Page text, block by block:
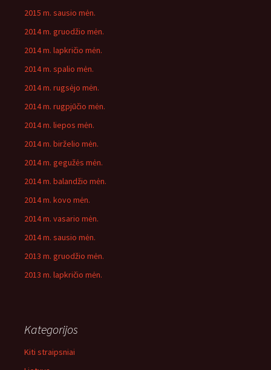
2015 m. sausio mėn.
2014 m. gruodžio mėn.
2014 m. lapkričio mėn.
2014 m. spalio mėn.
2014 m. rugsėjo mėn.
2014 m. rugpjūčio mėn.
2014 m. liepos mėn.
2014 m. birželio mėn.
2014 m. gegužės mėn.
2014 m. balandžio mėn.
2014 m. kovo mėn.
2014 m. vasario mėn.
2014 m. sausio mėn.
2013 m. gruodžio mėn.
2013 m. lapkričio mėn.
Kategorijos
Kiti straipsniai